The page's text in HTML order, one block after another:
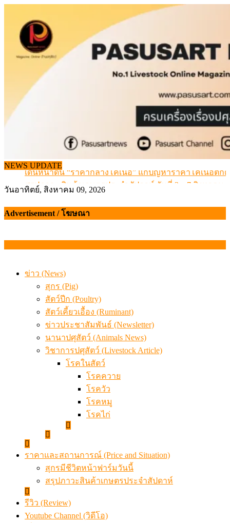
content
NEWS UPDATE
เดินหน้าดัน “ราคากลางโคเนื้อ” แก้ปัญหาราคาโคเนื้อตก
สรุปภาวะ สินค้าเกษตรประจำสัปดาห์ วันที่ 3 – 7 สิงหาคม
เมื่อเกษตรกรถูกมองเป็นผู้ร้ายเบื้องหลังราคาหมูที่สังคมไม่
ข้อมูลราคา สุกรมีชีวิตหน้าฟาร์ม พระที่ 6 สิงหาคม 2569
สรุปภาวะ สินค้าเกษตรประจำสัปดาห์ วันที่ 3 – 7 สิงหาคม
วันอาทิตย์, สิงหาคม 09, 2026
Advertisement / โฆษณา
ข่าว (News)
สุกร (Pig)
สัตว์ปีก (Poultry)
สัตว์เคี้ยวเอื้อง (Ruminant)
ข่าวประชาสัมพันธ์ (Newsletter)
นานาปศุสัตว์ (Animals News)
วิชาการปศุสัตว์ (Livestock Article)
โรคในสัตว์
โรคควาย
โรควัว
โรคหมู
โรคไก่
ราคาและสถานการณ์ (Price and Situation)
สุกรมีชีวิตหน้าฟาร์มวันนี้
สรุปภาวะสินค้าเกษตรประจำสัปดาห์
รีวิว (Review)
Youtube Channel (วิดีโอ)